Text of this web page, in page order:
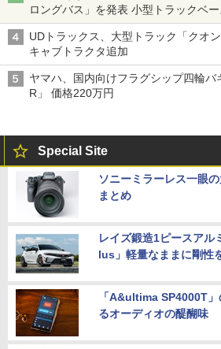
ロングバス」を発表 小型トラックベ
バス
UDトラックス、大型トラック「クオ
キャブトラクタ追加
ヤマハ、国内向けフラグシップ四輪バ
R」 価格220万円
Special Site
ソニーミラーレス一眼
まとめ
レイズ鍛造1ピースアル
lus」軽量なままに剛性
「A&ultima SP4000T
るオーディオの醍醐味